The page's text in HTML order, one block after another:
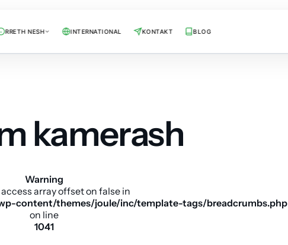
RRETH NESH INTERNATIONAL KONTAKT BLOG
kamerash
Warning
access array offset on false in
content/themes/joule/inc/template-tags/breadcrumbs.php
on line
1041